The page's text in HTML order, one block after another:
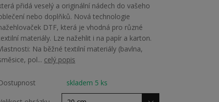
přidá veselý a originální nádech do vašeho
nebo doplňků. Nová technologie
DTF, která je vhodná pro různé
materiály. Lze nažehlit i na papír a karton.
Na běžné textilní materiály (bavlna,
pol... celý popis
skladem 5 ks